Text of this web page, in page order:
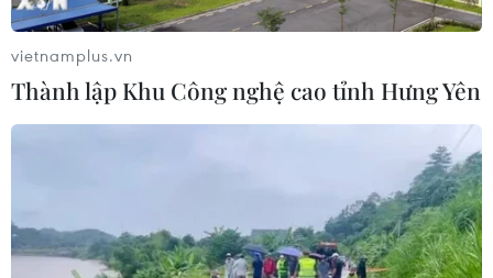
vietnamplus.vn
Thành lập Khu Công nghệ cao tỉnh Hưng Yên